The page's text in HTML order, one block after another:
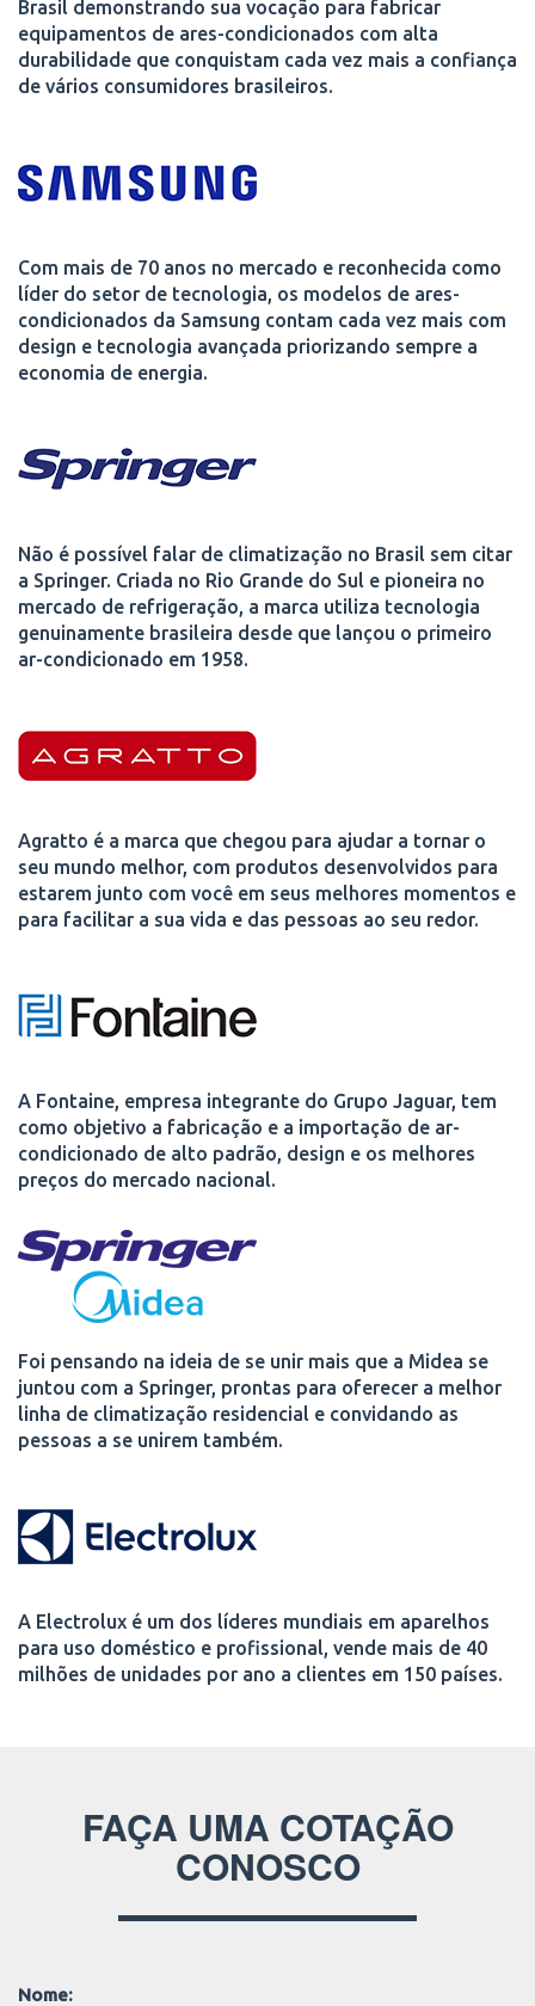
Brasil demonstrando sua vocação para fabricar
equipamentos de ares-condicionados com alta
durabilidade que conquistam cada vez mais a confiança
de vários consumidores brasileiros.
Com mais de 70 anos no mercado e reconhecida como
líder do setor de tecnologia, os modelos de ares-
condicionados da Samsung contam cada vez mais com
design e tecnologia avançada priorizando sempre a
economia de energia.
Não é possível falar de climatização no Brasil sem citar
a Springer. Criada no Rio Grande do Sul e pioneira no
mercado de refrigeração, a marca utiliza tecnologia
genuinamente brasileira desde que lançou o primeiro
ar-condicionado em 1958.
Agratto é a marca que chegou para ajudar a tornar o
seu mundo melhor, com produtos desenvolvidos para
estarem junto com você em seus melhores momentos e
para facilitar a sua vida e das pessoas ao seu redor.
A Fontaine, empresa integrante do Grupo Jaguar, tem
como objetivo a fabricação e a importação de ar-
condicionado de alto padrão, design e os melhores
preços do mercado nacional.
Foi pensando na ideia de se unir mais que a Midea se
juntou com a Springer, prontas para oferecer a melhor
linha de climatização residencial e convidando as
pessoas a se unirem também.
A Electrolux é um dos líderes mundiais em aparelhos
para uso doméstico e profissional, vende mais de 40
milhões de unidades por ano a clientes em 150 países.
FAÇA UMA COTAÇÃO
CONOSCO
Nome: